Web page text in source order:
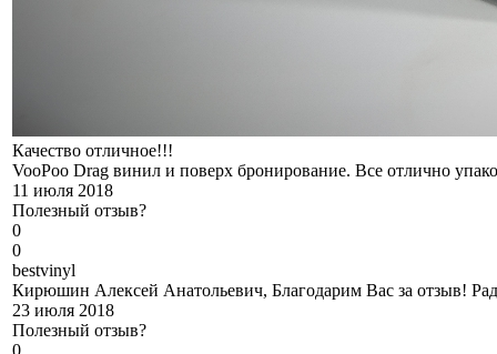
Качество отличное!!!
VooPoo Drag винил и поверх бронирование. Все отлично
11 июля 2018
Полезный отзыв?
0
0
bestvinyl
Кирюшин Алексей Анатольевич, Благодарим Вас за отзыв!
23 июля 2018
Полезный отзыв?
0